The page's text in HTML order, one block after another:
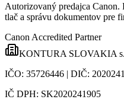
Autorizovaný predajca Canon.
tlač a správu dokumentov pre
Canon Accredited Partner
KONTURA SLOVAKIA
IČO: 35726446 | DIČ:
IČ DPH: SK2020241905